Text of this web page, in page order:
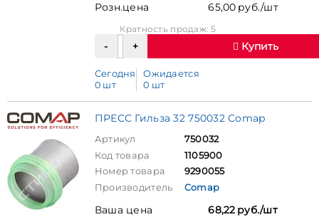
Розн.цена
65,00 руб./шт
Кратность продаж: 5
Купить
Сегодня
0 шт
Ожидается
0 шт
ПРЕСС Гильза 32 750032 Comap
Артикул
750032
Код товара
1105900
Номер товара
9290055
Производитель
Comap
Ваша цена
68,22 руб./шт